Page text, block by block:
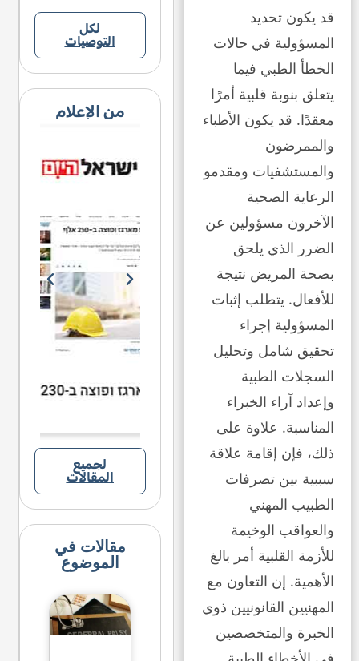
قد يكون تحديد
المسؤولية في حالات
الخطأ الطبي فيما
يتعلق بنوبة قلبية أمرًا
معقدًا. قد يكون الأطباء
والممرضون
والمستشفيات ومقدمو
الرعاية الصحية
الآخرون مسؤولين عن
الضرر الذي يلحق
بصحة المريض نتيجة
للأفعال. يتطلب إثبات
المسؤولية إجراء
تحقيق شامل وتحليل
السجلات الطبية
وإعداد آراء الخبراء
المناسبة. علاوة على
ذلك، فإن إقامة علاقة
سببية بين تصرفات
الطبيب المهني
والعواقب الوخيمة
للأزمة القلبية أمر بالغ
الأهمية. إن التعاون مع
المهنيين القانونيين ذوي
الخبرة والمتخصصين
لكل
التوصيات
من الإعلام
لجميع
المقالات
مقالات في
الموضوع